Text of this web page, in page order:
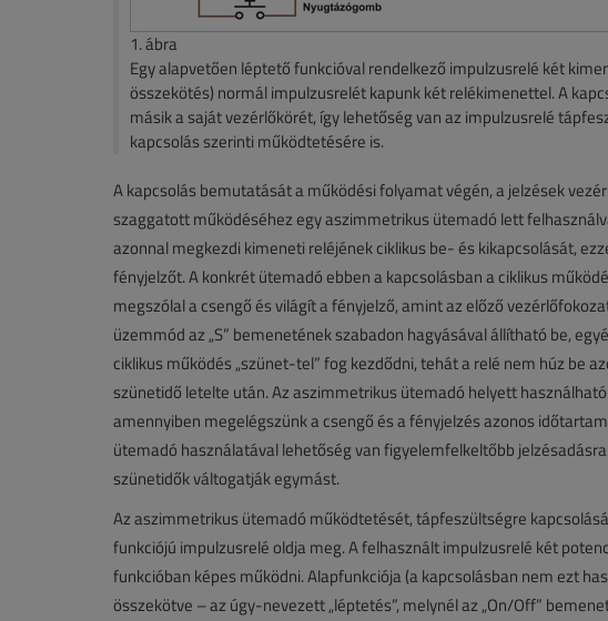
1. ábra
Egy alapvetően léptető funkcióval rendelkező impulzusrelé két
összekötés) normál impulzusrelét kapunk két relékimenettel. A
másik a saját vezérlőkörét, így lehetőség van az impulzusrelé
kapcsolás szerinti működtetésére is.
A kapcsolás bemutatását a működési folyamat végén, a jelzések
szaggatott működéséhez egy aszimmetrikus ütemadó lett
azonnal megkezdi kimeneti reléjének ciklikus be- és kikapcsolását,
fényjelzőt. A konkrét ütemadó ebben a kapcsolásban a ciklikus
megszólal a csengő és világít a fényjelző, amint az előző
üzemmód az „S” bemenetének szabadon hagyásával állítható be,
ciklikus működés „szünet-tel” fog kezdődni, tehát a relé nem húz be
szünetidő letelte után. Az aszimmetrikus ütemadó helyett
amennyiben megelégszünk a csengő és a fényjelzés azonos
ütemadó használatával lehetőség van figyelemfelkeltőbb
szünetidők váltogatják egymást.
Az aszimmetrikus ütemadó működtetését, tápfeszültségre
funkciójú impulzusrelé oldja meg. A felhasznált impulzusrelé két
funkcióban képes működni. Alapfunkciója (a kapcsolásban nem ezt
összekötve – az úgy-nevezett „léptetés”, melynél az „On/Off”